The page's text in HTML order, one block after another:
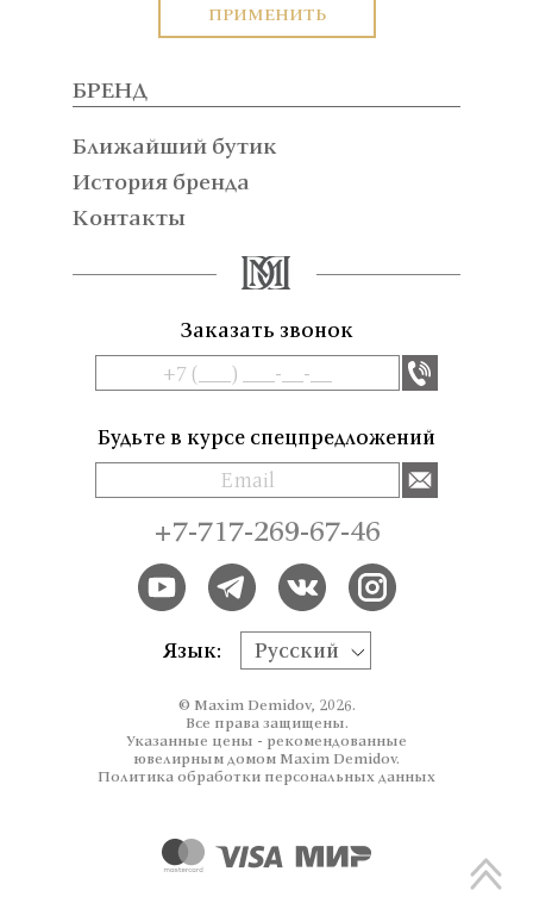
ПРИМЕНИТЬ
БРЕНД
Ближайший бутик
История бренда
Контакты
Заказать звонок
Будьте в курсе спецпредложений
+7-717-269-67-46
Язык: Русский
© Maxim Demidov, 2026.
Все права защищены.
Указанные цены - рекомендованные
ювелирным домом Maxim Demidov.
Политика обработки персональных данных